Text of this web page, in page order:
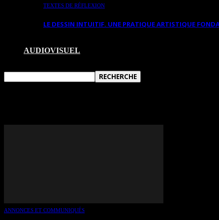
TEXTES DE RÉFLEXION
LE DESSIN INTUITIF. UNE PRATIQUE ARTISTIQUE
AUDIOVISUEL
ANNONCES ET COMMUNIQUÉS